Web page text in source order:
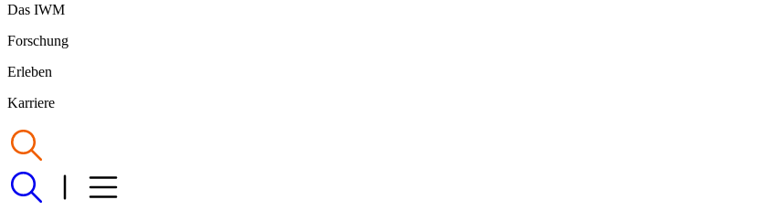
Das IWM
Forschung
Erleben
Karriere